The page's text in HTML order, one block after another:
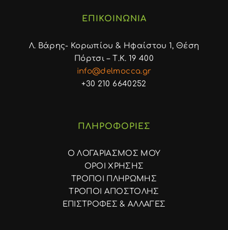
ΕΠΙΚΟΙΝΩΝΙΑ
Λ. Βάρης- Κορωπίου & Ηφαίστου 1, Θέση
Πόρτσι – Τ.Κ. 19 400
info@delmocca.gr
+30 210 6640252
ΠΛΗΡΟΦΟΡΙΕΣ
Ο ΛΟΓΑΡΙΑΣΜΟΣ ΜΟΥ
ΟΡΟΙ ΧΡΗΣΗΣ
ΤΡΟΠΟΙ ΠΛΗΡΩΜΗΣ
ΤΡΟΠΟΙ ΑΠΟΣΤΟΛΗΣ
ΕΠΙΣΤΡΟΦΕΣ & ΑΛΛΑΓΕΣ